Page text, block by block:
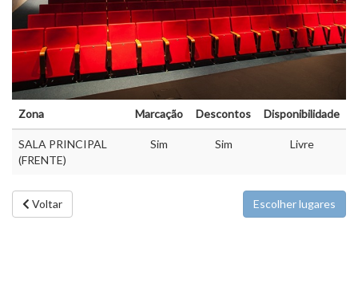
Zona Marcação Descontos Disponibilidade
SALA PRINCIPAL
(FRENTE)
Sim Sim Livre
Voltar Escolher lugares